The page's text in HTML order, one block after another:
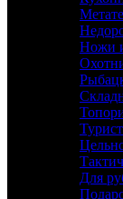
Ножи
Для